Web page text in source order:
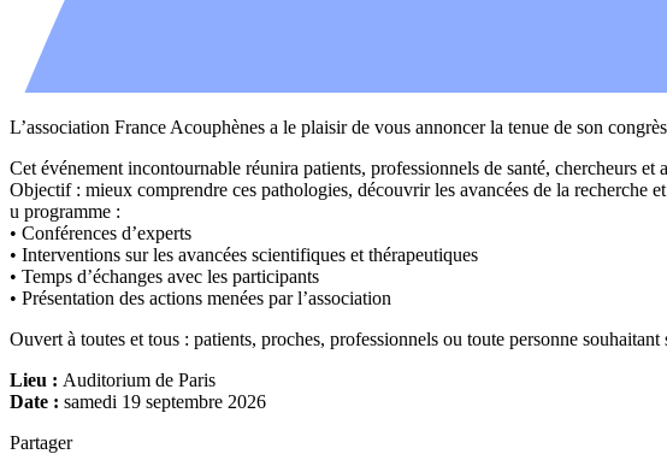
L’association France Acouphènes a le plaisir de vous annoncer la tenue de son
Cet événement incontournable réunira patients, professionnels de santé, chercheurs
Objectif : mieux comprendre ces pathologies, découvrir les avancées de la recherche
u programme :
• Conférences d’experts
• Interventions sur les avancées scientifiques et thérapeutiques
• Temps d’échanges avec les participants
• Présentation des actions menées par l’association
Ouvert à toutes et tous : patients, proches, professionnels ou toute personne souhaitant
Lieu : Auditorium de Paris
Date : samedi 19 septembre 2026
Partager